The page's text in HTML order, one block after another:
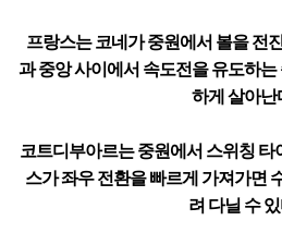
프랑스는 코네가 중원에서 볼을 전
과 중앙 사이에서 속도전을 유도하
하게 살아난
코트디부아르는 중원에서 스위칭
스가 좌우 전환을 빠르게 가져가면
려 다닐 수